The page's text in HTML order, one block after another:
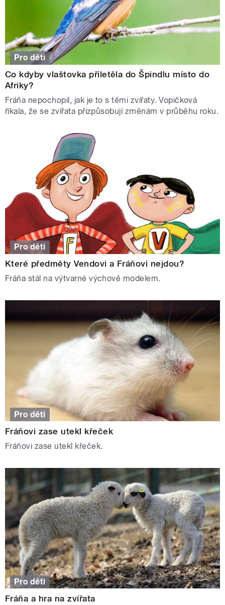
Pro děti
Co kdyby vlaštovka přiletěla do Špindlu místo do
Afriky?
Fráňa nepochopil, jak je to s těmi zvířaty. Vopičková
říkala, že se zvířata přizpůsobují změnám v průběhu roku.
Pro děti
Které předměty Vendovi a Fráňovi nejdou?
Fráňa stál na výtvarné výchově modelem.
Pro děti
Fráňovi zase utekl křeček
Fráňovi zase utekl křeček.
Pro děti
Fráňa a hra na zvířata